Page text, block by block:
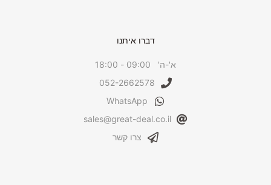
דברו איתנו
א'-ה' 09:00 - 18:00
052-2662578
WhatsApp
sales@great-deal.co.il
צרו קשר